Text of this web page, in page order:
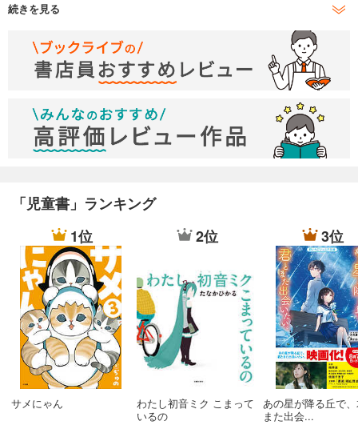
保健室経由、かねやま本館。６
保健室経由、かねやま本館。７
保健室経由、かねやま本館。８
続きを見る
「児童書」ランキング
1位
サメにゃん
2位
わたし初音ミク こまって
いるの
3位
あの星が降る丘で
また出会...